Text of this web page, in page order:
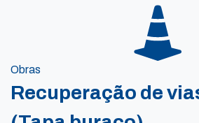
Obras
Recuperação de